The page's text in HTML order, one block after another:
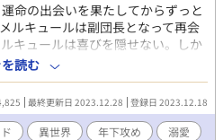
命の出会いを果たしてからずっと
ルキュールは副団長となって再会
キュールは喜びを隠せない。しか
、大きな秘密があった。 騎士
ラネコ R18オメガバース。ゆる
の解釈を含みます。 前半攻め視
短編【貧乏貴族は〇〇したい！】
でいなくても問題ありません。
読む
最終更新日 2023.12.28 登録日 2023.12.18
異世界 年下攻め
溺愛